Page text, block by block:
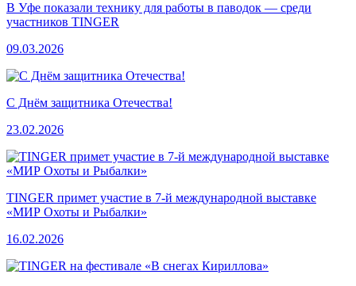
В Уфе показали технику для работы в паводок — среди
участников TINGER
09.03.2026
С Днём защитника Отечества!
23.02.2026
TINGER примет участие в 7-й международной выставке
«МИР Охоты и Рыбалки»
16.02.2026